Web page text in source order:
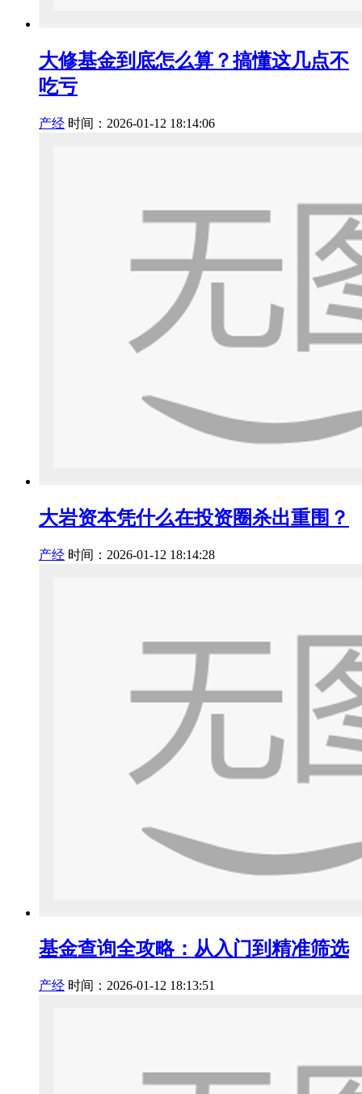
大修基金到底怎么算？搞懂这几点不
吃亏
产经 时间：2026-01-12 18:14:06
大岩资本凭什么在投资圈杀出重围？
产经 时间：2026-01-12 18:14:28
基金查询全攻略：从入门到精准筛选
产经 时间：2026-01-12 18:13:51